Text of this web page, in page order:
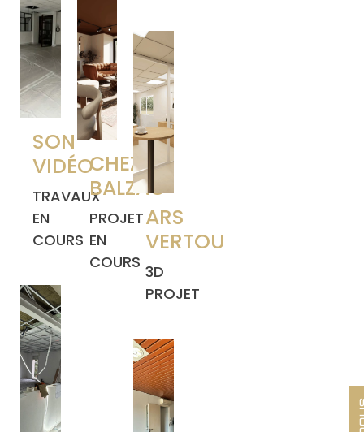
SON
VIDÉO
TRAVAUX
EN
COURS
CHEZ
BALZAC
PROJET
EN
COURS
ARS
VERTOU
3D
PROJET